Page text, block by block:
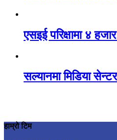
एसइई परिक्षामा ४
सल्यानमा मिडिया
हाम्रो टिम